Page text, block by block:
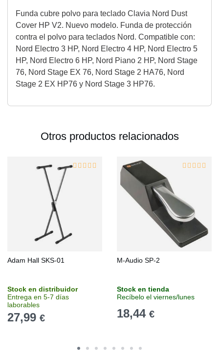
Funda cubre polvo para teclado Clavia Nord Dust
Cover HP V2. Nuevo modelo. Funda de protección
contra el polvo para teclados Nord. Compatible con:
Nord Electro 3 HP, Nord Electro 4 HP, Nord Electro 5
HP, Nord Electro 6 HP, Nord Piano 2 HP, Nord Stage
76, Nord Stage EX 76, Nord Stage 2 HA76, Nord
Stage 2 EX HP76 y Nord Stage 3 HP76.
Otros productos relacionados
Adam Hall SKS-01
Stock en distribuidor
Entrega en 5-7 días
laborables
27,99 €
M-Audio SP-2
Stock en tienda
Recíbelo el viernes/lunes
18,44 €